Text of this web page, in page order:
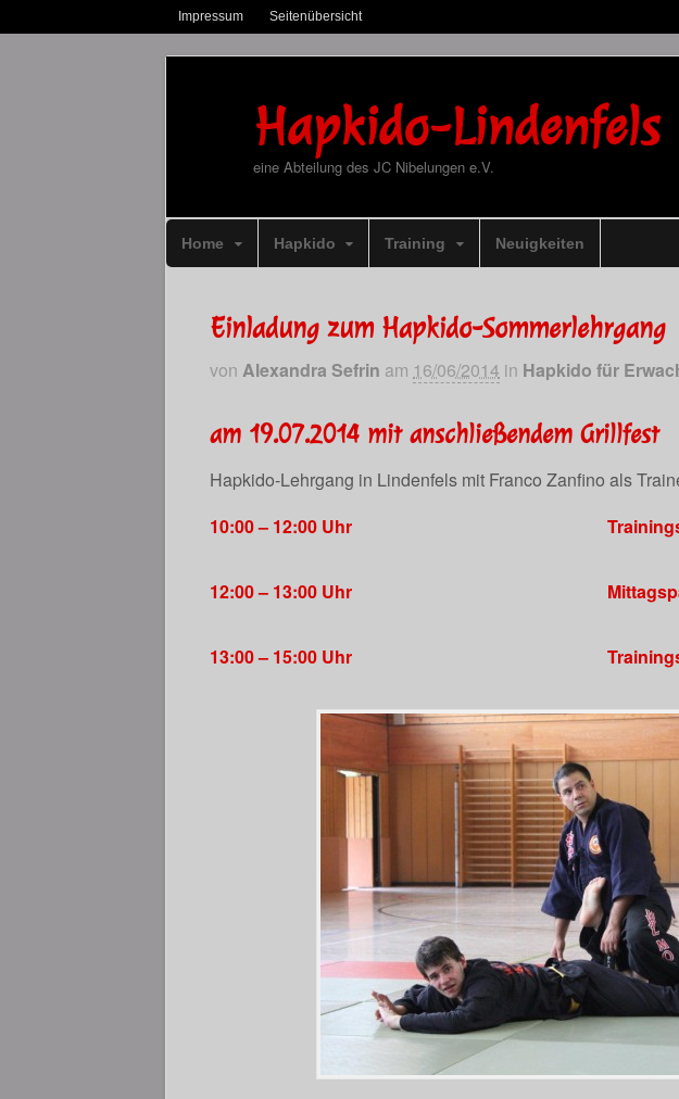
Impressum Seitenübersicht
Hapkido-Lindenfels
eine Abteilung des JC Nibelungen e.V.
Home Hapkido Training Neuigkeiten
Einladung zum Hapkido-Sommerlehrgang
von Alexandra Sefrin am 16/06/2014 in Hapkido für
am 19.07.2014 mit anschließendem Grillfest
Hapkido-Lehrgang in Lindenfels mit Franco Zanfino als
10:00 – 12:00 Uhr
12:00 – 13:00 Uhr
13:00 – 15:00 Uhr